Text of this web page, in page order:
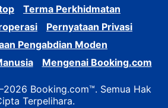
Terma Perkhidmatan
Pernyataan Privasi
Pengabdian Moden
Mengenai Booking.com
Booking.com™. Semua Hak
Terpelihara.